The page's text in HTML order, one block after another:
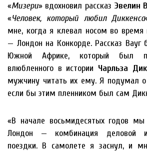
«Мизери» вдохновил рассказ Эвелин
«Человек, который любил Диккенса
мне, когда я клевал носом во время
— Лондон на Конкорде. Рассказ
Южной Африке, который был
влюбленного в истории Чарльза
мужчину читать их ему. Я подумал
если бы этим пленником был сам
«В начале восьмидесятых годов
Лондон — комбинация деловой и
поездки. В самолете я заснул, и